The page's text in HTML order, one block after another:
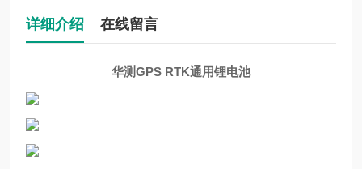
详细介绍 在线留言
华测GPS RTK通用锂电池